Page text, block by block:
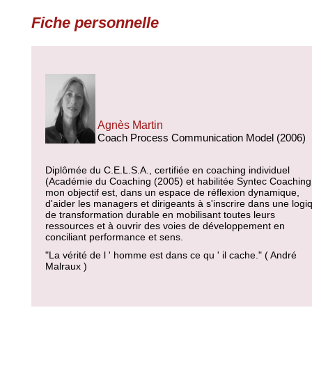
Fiche personnelle
Agnès Martin
Coach Process Communication Model (2006)
Diplômée du C.E.L.S.A., certifiée en coaching individuel
(Académie du Coaching (2005) et habilitée Syntec
mon objectif est, dans un espace de réflexion dynamique,
d'aider les managers et dirigeants à s'inscrire dans une
de transformation durable en mobilisant toutes leurs
ressources et à ouvrir des voies de développement en
conciliant performance et sens.
"La vérité de l ' homme est dans ce qu ' il cache." ( André
Malraux )